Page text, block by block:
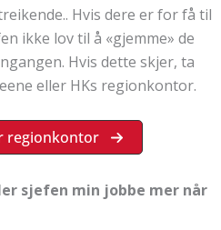
Hvis dere er for få til
ikke lov til å «gjemme» de
Hvis dette skjer, ta
eller HKs regionkontor.
regionkontor
sjefen min jobbe mer når